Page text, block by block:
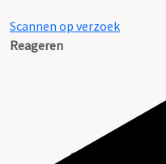
Scannen op verzoek
Reageren